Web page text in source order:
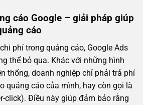
cáo Google – giải pháp giúp
cáo
phí trong quảng cáo, Google Ads
thể bỏ qua. Khác với những hình
thống, doanh nghiệp chỉ phải trả phí
quảng cáo của mình, hay còn gọi là
click). Điều này giúp đảm bảo rằng